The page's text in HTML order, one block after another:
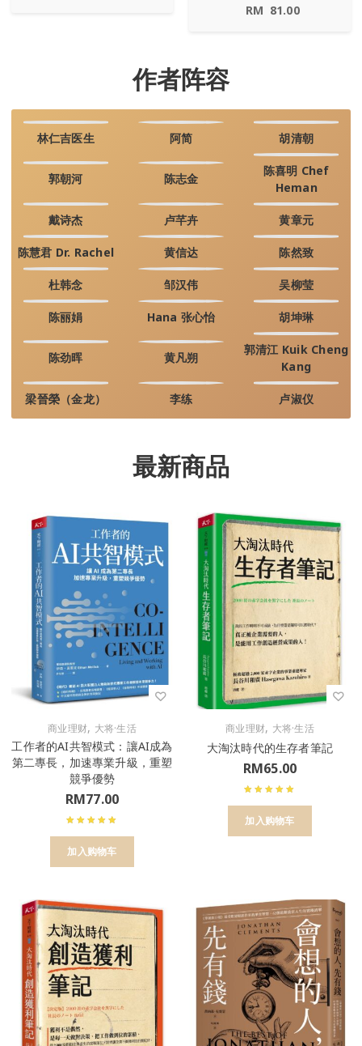
RM 81.00
作者阵容
林仁吉医生 阿简 胡清朝
郭朝河 陈志金
陈喜明 Chef
Heman
戴诗杰 卢芊卉 黄章元
陈慧君 Dr. Rachel 黄信达 陈然致
杜韩念 邹汉伟 吴柳莹
陈丽娟 Hana 张心怡 胡坤琳
陈劲晖 黄凡朔
郭清江 Kuik Cheng
Kang
梁晉榮（金龙） 李练 卢淑仪
最新商品
商业理财, 大将·生活
工作者的AI共智模式：讓AI成為
第二專長，加速專業升級，重塑
競爭優勢
RM77.00
加入购物车
商业理财, 大将·生活
大淘汰時代的生存者筆記
RM65.00
加入购物车